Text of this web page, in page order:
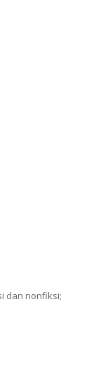
dan nonfiksi;